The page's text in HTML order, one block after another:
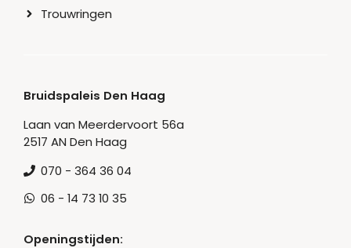
Trouwringen
Bruidspaleis Den Haag
Laan van Meerdervoort 56a
2517 AN Den Haag
070 - 364 36 04
06 - 14 73 10 35
Openingstijden: